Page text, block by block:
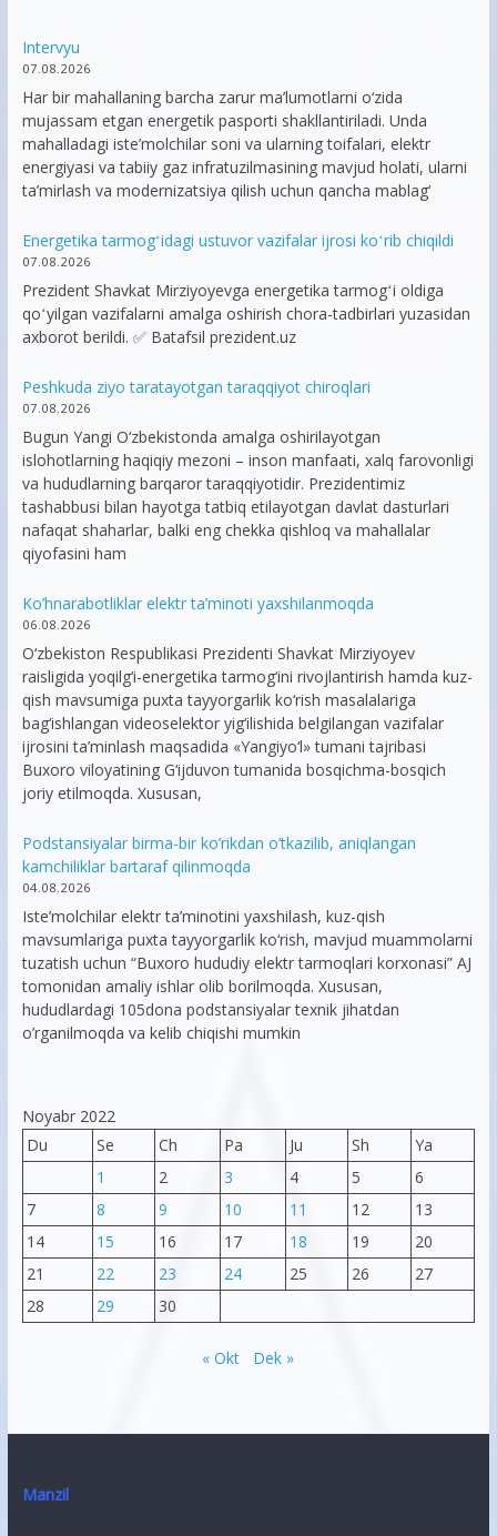
Intervyu
07.08.2026
Har bir mahallaning barcha zarur ma’lumotlarni o‘zida
mujassam etgan energetik pasporti shakllantiriladi. Unda
mahalladagi iste’molchilar soni va ularning toifalari, elektr
energiyasi va tabiiy gaz infratuzilmasining mavjud holati, ularni
ta’mirlash va modernizatsiya qilish uchun qancha mablag‘
Energetika tarmogʻidagi ustuvor vazifalar ijrosi koʻrib chiqildi
07.08.2026
Prezident Shavkat Mirziyoyevga energetika tarmogʻi oldiga
qoʻyilgan vazifalarni amalga oshirish chora-tadbirlari yuzasidan
axborot berildi. ✅ Batafsil prezident.uz
Peshkuda ziyo taratayotgan taraqqiyot chiroqlari
07.08.2026
Bugun Yangi O‘zbekistonda amalga oshirilayotgan
islohotlarning haqiqiy mezoni – inson manfaati, xalq farovonligi
va hududlarning barqaror taraqqiyotidir. Prezidentimiz
tashabbusi bilan hayotga tatbiq etilayotgan davlat dasturlari
nafaqat shaharlar, balki eng chekka qishloq va mahallalar
qiyofasini ham
Ko’hnarabotliklar elektr ta’minoti yaxshilanmoqda
06.08.2026
O‘zbekiston Respublikasi Prezidenti Shavkat Mirziyoyev
raisligida yoqilg‘i-energetika tarmog‘ini rivojlantirish hamda kuz-
qish mavsumiga puxta tayyorgarlik ko‘rish masalalariga
bag‘ishlangan videoselektor yig‘ilishida belgilangan vazifalar
ijrosini ta’minlash maqsadida «Yangiyo‘l» tumani tajribasi
Buxoro viloyatining G‘ijduvon tumanida bosqichma-bosqich
joriy etilmoqda. Xususan,
Podstansiyalar birma-bir ko’rikdan o’tkazilib, aniqlangan
kamchiliklar bartaraf qilinmoqda
04.08.2026
Iste’molchilar elektr ta’minotini yaxshilash, kuz-qish
mavsumlariga puxta tayyorgarlik ko‘rish, mavjud muammolarni
tuzatish uchun “Buxoro hududiy elektr tarmoqlari korxonasi” AJ
tomonidan amaliy ishlar olib borilmoqda. Xususan,
hududlardagi 105dona podstansiyalar texnik jihatdan
o’rganilmoqda va kelib chiqishi mumkin
Noyabr 2022
Du
Se Ch Pa Ju Sh
Ya
1
2 3 4 5
6
7
8 9 10 11 12
13
14
15 16 17 18 19
20
21
22 23 24 25 26
27
28
29 30
« Okt Dek »
Manzil